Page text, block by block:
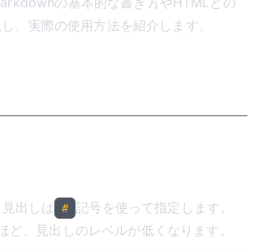
、実際の使用方法を紹介します。
出しは # 記号を使って指定します。
ど、見出しのレベルが低くなります。